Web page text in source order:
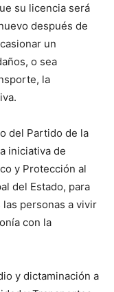
su licencia será
después de
un
o sea
la
del Partido de la
iniciativa de
y Protección al
del Estado, para
personas a vivir
con la
y dictaminación a